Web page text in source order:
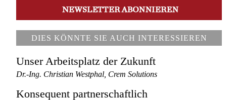
DIES KÖNNTE SIE AUCH INTERESSIEREN
Unser Arbeitsplatz der Zukunft
Dr.-Ing. Christian Westphal, Crem Solutions
Konsequent partnerschaftlich